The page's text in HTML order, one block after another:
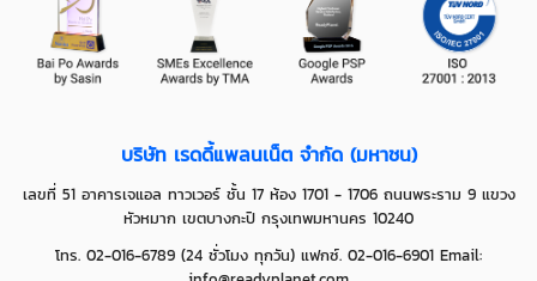
บริษัท เรดดี้แพลนเน็ต จำกัด (มหาชน)
เลขที่ 51 อาคารเจแอล ทาวเวอร์ ชั้น 17 ห้อง 1701 - 1706 ถนนพระราม 9 แขวง
หัวหมาก เขตบางกะปิ กรุงเทพมหานคร 10240
โทร. 02-016-6789 (24 ชั่วโมง ทุกวัน) แฟกซ์. 02-016-6901 Email: